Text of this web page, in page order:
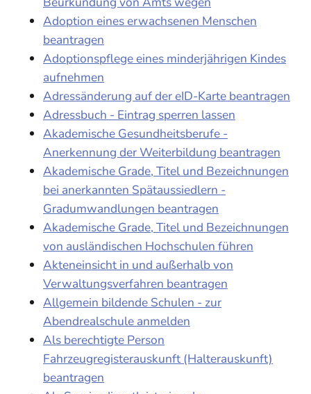
Adoption eines erwachsenen Menschen
beantragen
Adoptionspflege eines minderjährigen Kindes
aufnehmen
Adressänderung auf der eID-Karte beantragen
Adressbuch - Eintrag sperren lassen
Akademische Gesundheitsberufe -
Anerkennung der Weiterbildung beantragen
Akademische Grade, Titel und Bezeichnungen
bei anerkannten Spätaussiedlern -
Gradumwandlungen beantragen
Akademische Grade, Titel und Bezeichnungen
von ausländischen Hochschulen führen
Akteneinsicht in und außerhalb von
Verwaltungsverfahren beantragen
Allgemein bildende Schulen - zur
Abendrealschule anmelden
Als berechtigte Person
Fahrzeugregisterauskunft (Halterauskunft)
beantragen